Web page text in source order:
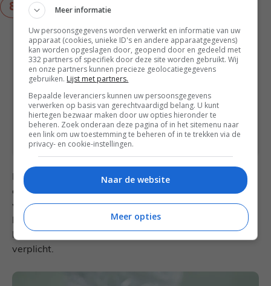
Tip: Deze erwtensoep laat zich perfect invriezen
en opnieuw opwarmen. Let wel op dat deze
indikt, dus dat je ‘m dan nog iets moet
verdunnen met water of bouillon.
Notities
Met dit recept maak je een pan
erwtensoep voor 6 – 8 personen.
Bereiding: 3 uur
Eet smakelijk, ik hoop dat je gaat genieten van deze
erwtensoep zonder varkensvlees! Laat je het me
weten door een review achter te laten? Dat kan
helemaal bovenaan het recept door op de sterren te
klikken. Een toelichting op je rating is fijn, maar niet
verplicht.
Meer informatie
Uw persoonsgegevens worden verwerkt en informatie van uw
apparaat (cookies, unieke ID's en andere apparaatgegevens)
kan worden opgeslagen door, geopend door en gedeeld met
332 partners of specifiek door deze site worden gebruikt. Wij
en onze partners kunnen precieze geolocatiegegevens
gebruiken. Lijst met partners.
Bepaalde leveranciers kunnen uw persoonsgegevens
verwerken op basis van gerechtvaardigd belang. U kunt
hiertegen bezwaar maken door uw opties hieronder te
beheren. Zoek onderaan deze pagina of in het sitemenu naar
een link om uw toestemming te beheren of in te trekken via de
privacy- en cookie-instellingen.
Naar de website
Meer opties